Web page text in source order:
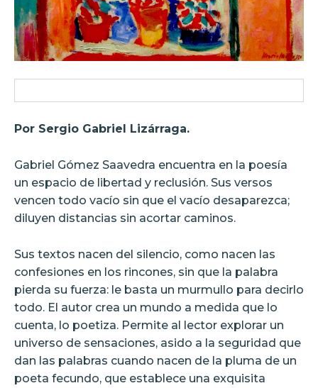
Por Sergio Gabriel Lizárraga.
Gabriel Gómez Saavedra encuentra en la poesía
un espacio de libertad y reclusión. Sus versos
vencen todo vacío sin que el vacío desaparezca;
diluyen distancias sin acortar caminos.
Sus textos nacen del silencio, como nacen las
confesiones en los rincones, sin que la palabra
pierda su fuerza: le basta un murmullo para decirlo
todo. El autor crea un mundo a medida que lo
cuenta, lo poetiza. Permite al lector explorar un
universo de sensaciones, asido a la seguridad que
dan las palabras cuando nacen de la pluma de un
poeta fecundo, que establece una exquisita